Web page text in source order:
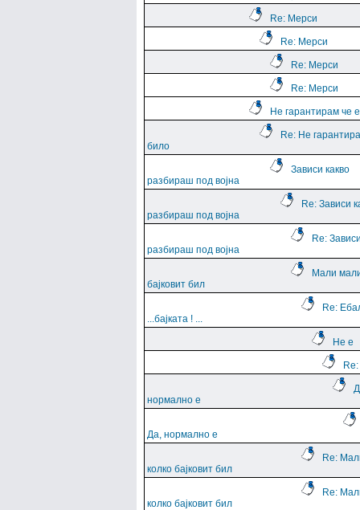
Re: Мерси
Re: Мерси
Re: Мерси
Re: Мерси
Не гарантирам че
Re: Не
било
Зависи какво
разбираш под војна
Re: Зависи
разбираш под војна
Re:
разбираш под војна
Мали
бајковит бил
Re:
...баjката ! ...
Не е
нормално е
Да, нормално е
Re:
колко бајковит бил
Re:
колко бајковит бил